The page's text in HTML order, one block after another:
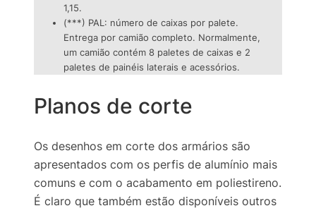
1,15.
(***) PAL: número de caixas por palete.
Entrega por camião completo. Normalmente,
um camião contém 8 paletes de caixas e 2
paletes de painéis laterais e acessórios.
Planos de corte
Os desenhos em corte dos armários são
apresentados com os perfis de alumínio mais
comuns e com o acabamento em poliestireno.
É claro que também estão disponíveis outros